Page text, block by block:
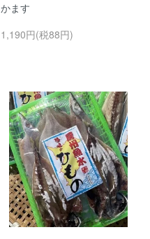
かます
1,190円(税88円)